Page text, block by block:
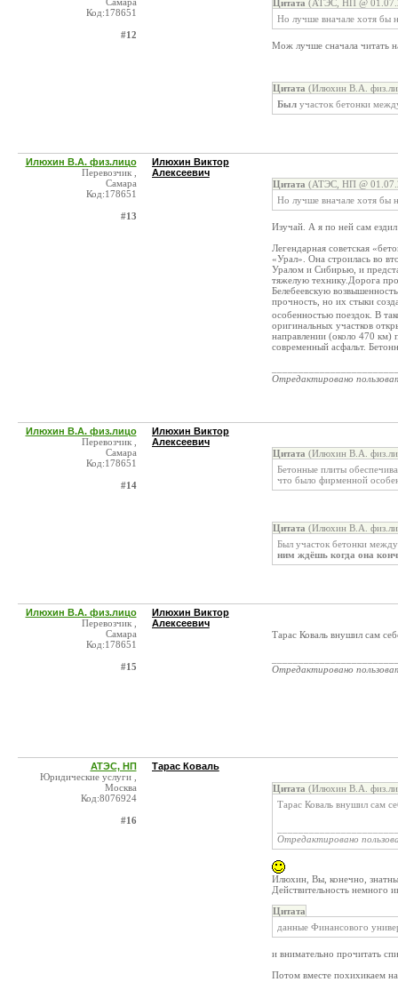
Код:178651
#12
Цитата (АТЭС, НП @
Но лучше вначале хотя бы
Мож лучше сначала читать
Цитата (Илюхин В.А.
Был участок бетонки
Илюхин В.А. физ.лицо
Перевозчик ,
Самара
Код:178651
#13
Илюхин Виктор
Алексеевич
Цитата (АТЭС, НП @
Но лучше вначале хотя бы
Изучай. А я по ней сам
Легендарная советская
«Урал». Она строилась во
Уралом и Сибирью, и
тяжелую технику.Дорога
Белебеевскую
прочность, но их стыки
особенностью поездок. В
оригинальных участков
направлении (около 470 км)
современный асфальт.
Отредактировано
Илюхин В.А. физ.лицо
Перевозчик ,
Самара
Код:178651
#14
Илюхин Виктор
Алексеевич
Цитата (Илюхин В.А.
Бетонные плиты
что было фирменной
Цитата (Илюхин В.А.
Был участок бетонки
ним ждёшь когда она
Илюхин В.А. физ.лицо
Перевозчик ,
Самара
Код:178651
#15
Илюхин Виктор
Алексеевич
Тарас Коваль внушил сам
Отредактировано
АТЭС, НП
Юридические услуги ,
Москва
Код:8076924
#16
Тарас Коваль
Цитата (Илюхин В.А.
Тарас Коваль внушил сам
Отредактировано
Илюхин, Вы, конечно,
Действительность немного
Цитата
данные Финансового
и внимательно прочитать
Потом вместе похихикаем